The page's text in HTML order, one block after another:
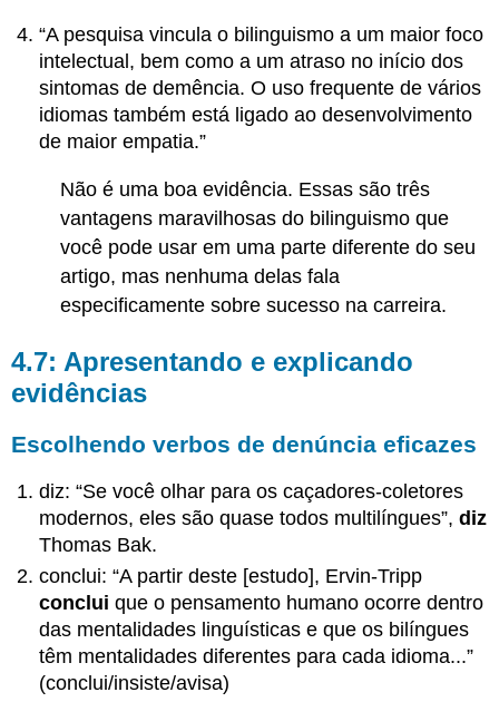
“A pesquisa vincula o bilinguismo a um maior foco
intelectual, bem como a um atraso no início dos
sintomas de demência. O uso frequente de vários
idiomas também está ligado ao desenvolvimento
de maior empatia.”
Não é uma boa evidência. Essas são três
vantagens maravilhosas do bilinguismo que
você pode usar em uma parte diferente do seu
artigo, mas nenhuma delas fala
especificamente sobre sucesso na carreira.
4.7: Apresentando e explicando
evidências
Escolhendo verbos de denúncia eficazes
diz: “Se você olhar para os caçadores-coletores
modernos, eles são quase todos multilíngues”,diz
Thomas Bak.
conclui: “A partir deste [estudo], Ervin-Tripp
conclui que o pensamento humano ocorre dentro
das mentalidades linguísticas e que os bilíngues
têm mentalidades diferentes para cada idioma...”
(conclui/insiste/avisa)